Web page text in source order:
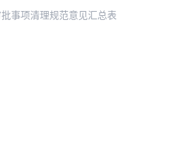
事项清理规范意见汇总表